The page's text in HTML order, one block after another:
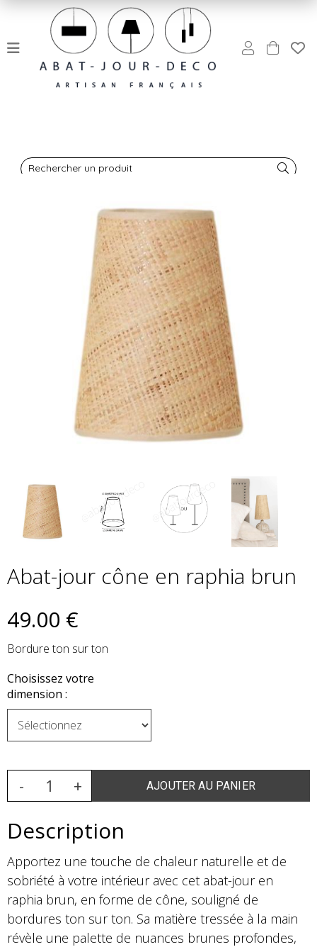
Rechercher un produit
Abat-jour cône en raphia brun
49.00 €
Bordure ton sur ton
Choisissez votre
dimension :
Description
Apportez une touche de chaleur naturelle et de
sobriété à votre intérieur avec cet abat-jour en
raphia brun, en forme de cône, souligné de
bordures ton sur ton. Sa matière tressée à la main
révèle une palette de nuances brunes profondes,